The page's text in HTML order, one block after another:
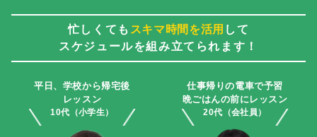
忙しくても スキマ時間を活用 して
スケジュールを組み立てられます！
平日、学校から帰宅後
レッスン
10代（小学生）
仕事帰りの電車で予習
晩ごはんの前にレッスン
20代（会社員）